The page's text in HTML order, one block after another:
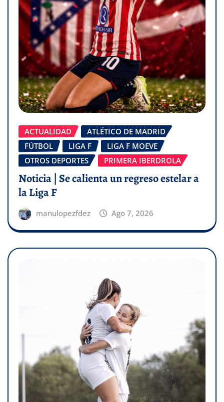
ACTUALIDAD
ATLÉTICO DE MADRID
FÚTBOL
LIGA F
LIGA F MOEVE
OTROS DEPORTES
PRIMERA IBERDROLA
Noticia | Se calienta un regreso estelar a
la Liga F
manulopezfdez Ago 7, 2026